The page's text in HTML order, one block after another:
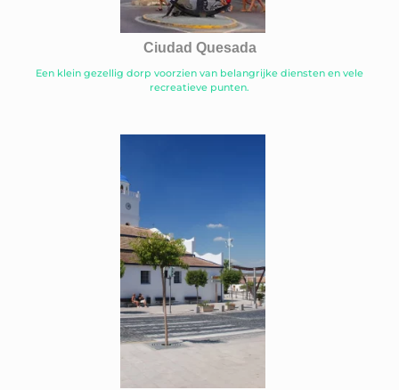
Ciudad Quesada
Een klein gezellig dorp voorzien van belangrijke diensten en vele
recreatieve punten.